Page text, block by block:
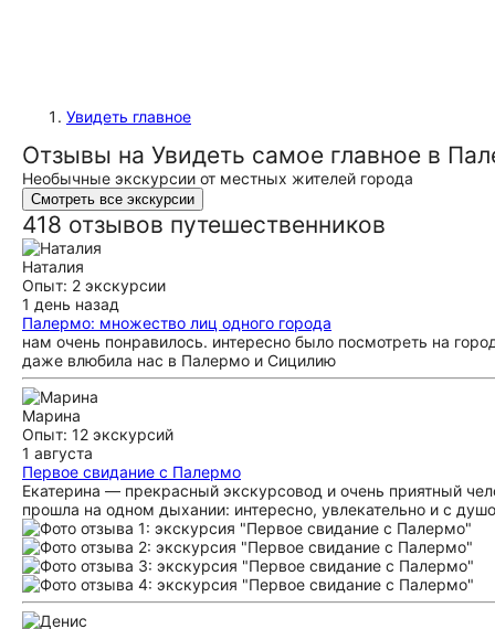
Увидеть главное
Отзывы на Увидеть самое главное в
Необычные экскурсии от местных жителей города
Смотреть все экскурсии
418 отзывов путешественников
Наталия
Опыт: 2 экскурсии
1 день назад
Палермо: множество лиц одного города
нам очень понравилось. интересно было посмотреть на
даже влюбила нас в Палермо и Сицилию
Марина
Опыт: 12 экскурсий
1 августа
Первое свидание с Палермо
Екатерина — прекрасный экскурсовод и очень приятный
прошла на одном дыхании: интересно, увлекательно и с